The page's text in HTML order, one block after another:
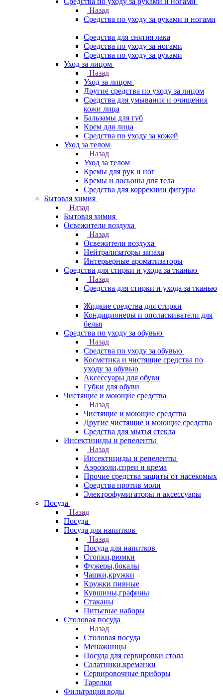
Назад
Средства по уходу за руками и ногами
Средства для снятия лака
Средства по уходу за ногами
Средства по уходу за руками
Уход за лицом
Назад
Уход за лицом
Другие средства по уходу за лицом
Средства для умывания и очищения
кожи лица
Бальзамы для губ
Крем для лица
Средства по уходу за кожей
Уход за телом
Назад
Уход за телом
Кремы для рук и ног
Кремы и лосьоны для тела
Средства для коррекции фигуры
Бытовая химия
Назад
Бытовая химия
Освежители воздуха
Назад
Освежители воздуха
Нейтрализаторы запаха
Интерьерные ароматизаторы
Средства для стирки и ухода за тканью
Назад
Средства для стирки и ухода за тканью
Жидкие средства для стирки
Кондиционеры и ополаскиватели для
белья
Средства по уходу за обувью
Назад
Средства по уходу за обувью
Косметика и чистящие средства по
уходу за обувью
Аксессуары для обуви
Губки для обуви
Чистящие и моющие средства
Назад
Чистящие и моющие средства
Другие чистящие и моющие средства
Средства для мытья стекла
Инсектициды и репеленты
Назад
Инсектициды и репеленты
Аэрозоли,спреи и крема
Прочие средства защиты от насекомых
Средства против моли
Электрофумигаторы и аксессуары
Посуда
Назад
Посуда
Посуда для напитков
Назад
Посуда для напитков
Стопки,рюмки
Фужеры,бокалы
Чашки,кружки
Кружки пивные
Кувшины,графины
Стаканы
Питьевые наборы
Столовая посуда
Назад
Столовая посуда
Менажницы
Посуда для сервировки стола
Салатники,креманки
Сервировочные приборы
Тарелки
Фильтрация воды